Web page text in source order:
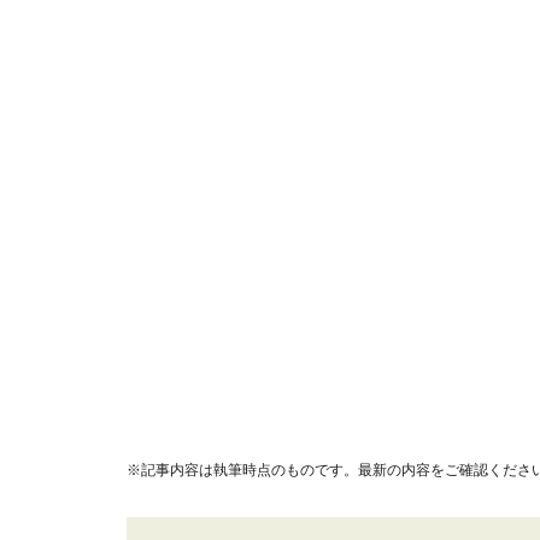
※記事内容は執筆時点のものです。最新の内容をご確認くださ